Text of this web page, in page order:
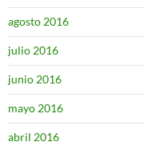
agosto 2016
julio 2016
junio 2016
mayo 2016
abril 2016